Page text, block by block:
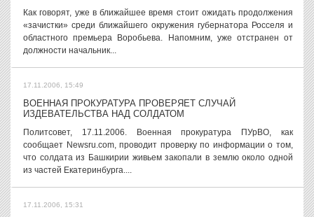
Как говорят, уже в ближайшее время стоит ожидать продолжения
«зачистки» среди ближайшего окружения губернатора Росселя и
областного премьера Воробьева. Напомним, уже отстранен от
должности начальник...
17.11.2006, 15:49
ВОЕННАЯ ПРОКУРАТУРА ПРОВЕРЯЕТ СЛУЧАЙ
ИЗДЕВАТЕЛЬСТВА НАД СОЛДАТОМ
Политсовет, 17.11.2006. Военная прокуратура ПУрВО, как
сообщает Newsru.com, проводит проверку по информации о том,
что солдата из Башкирии живьем закопали в землю около одной
из частей Екатеринбурга....
17.11.2006, 15:31